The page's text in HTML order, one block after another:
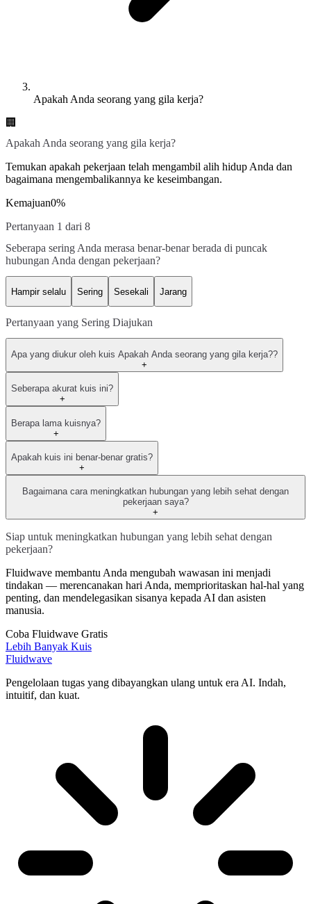
Apakah Anda seorang yang gila kerja?
🏢
Apakah Anda seorang yang gila kerja?
Temukan apakah pekerjaan telah mengambil alih hidup Anda dan
bagaimana mengembalikannya ke keseimbangan.
Kemajuan0%
Pertanyaan 1 dari 8
Seberapa sering Anda merasa benar-benar berada di puncak
hubungan Anda dengan pekerjaan?
Hampir selalu Sering Sesekali Jarang
Pertanyaan yang Sering Diajukan
Apa yang diukur oleh kuis Apakah Anda seorang yang gila kerja??
+
Seberapa akurat kuis ini?
+
Berapa lama kuisnya?
+
Apakah kuis ini benar-benar gratis?
+
Bagaimana cara meningkatkan hubungan yang lebih sehat dengan
pekerjaan saya?
+
Siap untuk meningkatkan hubungan yang lebih sehat dengan
pekerjaan?
Fluidwave membantu Anda mengubah wawasan ini menjadi
tindakan — merencanakan hari Anda, memprioritaskan hal-hal yang
penting, dan mendelegasikan sisanya kepada AI dan asisten
manusia.
Coba Fluidwave Gratis
Lebih Banyak Kuis
Fluidwave
Pengelolaan tugas yang dibayangkan ulang untuk era AI. Indah,
intuitif, dan kuat.